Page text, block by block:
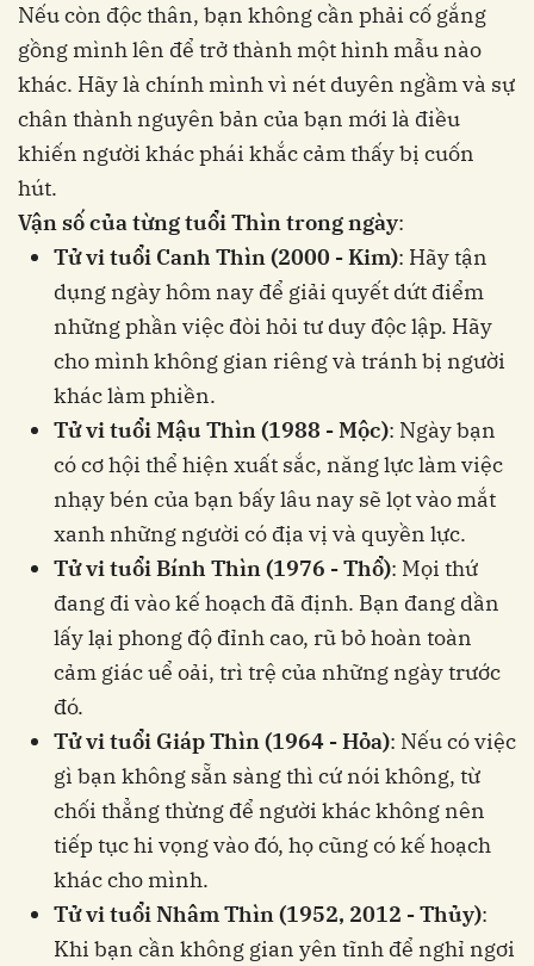
Nếu còn độc thân, bạn không cần phải cố gắng
gồng mình lên để trở thành một hình mẫu nào
khác. Hãy là chính mình vì nét duyên ngầm và sự
chân thành nguyên bản của bạn mới là điều
khiến người khác phái khắc cảm thấy bị cuốn
hút.
Vận số của từng tuổi Thìn trong ngày:
Tử vi tuổi Canh Thìn (2000 - Kim): Hãy tận
dụng ngày hôm nay để giải quyết dứt điểm
những phần việc đòi hỏi tư duy độc lập. Hãy
cho mình không gian riêng và tránh bị người
khác làm phiền.
Tử vi tuổi Mậu Thìn (1988 - Mộc): Ngày bạn
có cơ hội thể hiện xuất sắc, năng lực làm việc
nhạy bén của bạn bấy lâu nay sẽ lọt vào mắt
xanh những người có địa vị và quyền lực.
Tử vi tuổi Bính Thìn (1976 - Thổ): Mọi thứ
đang đi vào kế hoạch đã định. Bạn đang dần
lấy lại phong độ đỉnh cao, rũ bỏ hoàn toàn
cảm giác uể oải, trì trệ của những ngày trước
đó.
Tử vi tuổi Giáp Thìn (1964 - Hỏa): Nếu có việc
gì bạn không sẵn sàng thì cứ nói không, từ
chối thẳng thừng để người khác không nên
tiếp tục hi vọng vào đó, họ cũng có kế hoạch
khác cho mình.
Tử vi tuổi Nhâm Thìn (1952, 2012 - Thủy):
Khi bạn cần không gian yên tĩnh để nghỉ ngơi